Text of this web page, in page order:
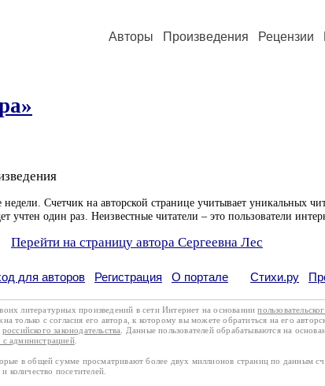
Авторы Произведения Рецензии
Счетчик на авторской странице учитывает уникальных
учтен один раз. Неизвестные читатели – это пользователи
Перейти на страницу автора Сергеевна Лес
для авторов Регистрация О портале Стихи.ру
литературных произведений в сети Интернет на основании
только с согласия его автора, к которому вы можете обратиться на его
российского законодательства . Данные пользователей обрабатываются на
с администрацией.
в общей сумме просматривают более двух миллионов страниц по данным
количество посетителей.